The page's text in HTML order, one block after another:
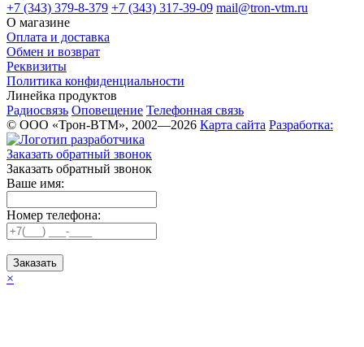
+7 (343) 379-8-379 +7 (343) 317-39-09 mail@tron-vtm.ru
О магазине
Оплата и доставка
Обмен и возврат
Реквизиты
Политика конфиденциальности
Линейка продуктов
Радиосвязь Оповещение Телефонная связь
© ООО «Трон-ВТМ», 2002—2026 Карта сайта Разработка:
Заказать обратный звонок
Заказать обратный звонок
Ваше имя:
Номер телефона:
Заказать
×